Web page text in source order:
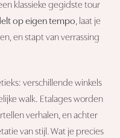
klassieke gegidste tour
op eigen tempo, laat je
en stapt van verrassing
verschillende winkels
walk. Etalages worden
verhalen, en achter
van stijl. Wat je precies